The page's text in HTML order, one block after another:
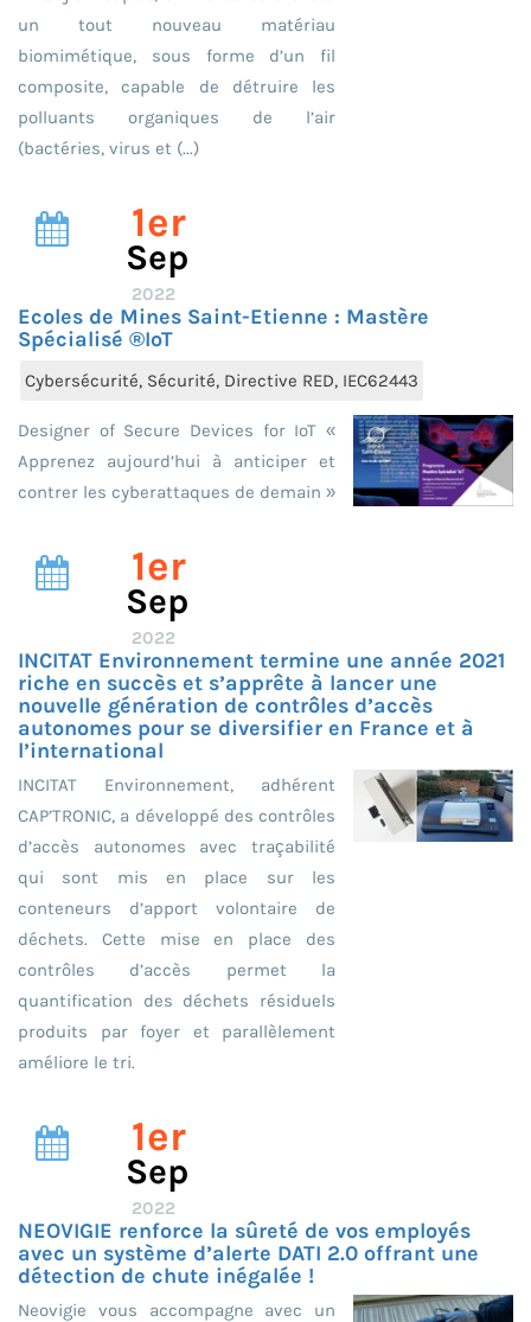
un tout nouveau matériau
biomimétique, sous forme d’un fil
composite, capable de détruire les
polluants organiques de l’air
(bactéries, virus et (...)
1er
Sep
2022
Ecoles de Mines Saint-Etienne : Mastère
Spécialisé ®IoT
Cybersécurité, Sécurité, Directive RED, IEC62443
Designer of Secure Devices for IoT «
Apprenez aujourd’hui à anticiper et
contrer les cyberattaques de demain »
1er
Sep
2022
INCITAT Environnement termine une année 2021
riche en succès et s’apprête à lancer une
nouvelle génération de contrôles d’accès
autonomes pour se diversifier en France et à
l’international
INCITAT Environnement, adhérent
CAP’TRONIC, a développé des contrôles
d’accès autonomes avec traçabilité
qui sont mis en place sur les
conteneurs d’apport volontaire de
déchets. Cette mise en place des
contrôles d’accès permet la
quantification des déchets résiduels
produits par foyer et parallèlement
améliore le tri.
1er
Sep
2022
NEOVIGIE renforce la sûreté de vos employés
avec un système d’alerte DATI 2.0 offrant une
détection de chute inégalée !
Neovigie vous accompagne avec un